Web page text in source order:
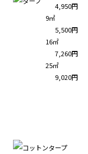
4,950円
9㎡
5,500円
16㎡
7,260円
25㎡
9,020円